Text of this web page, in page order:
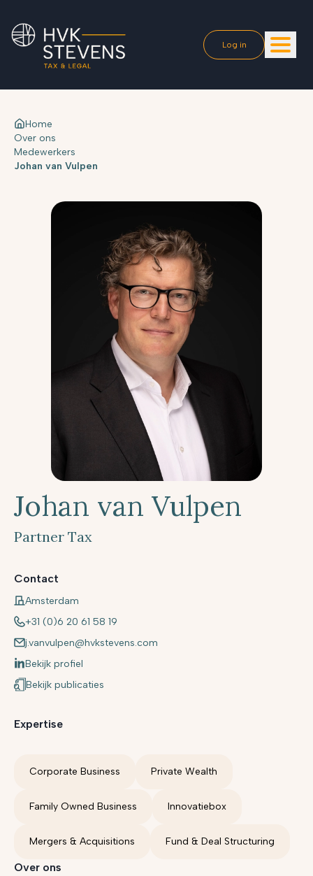
Log in
Home
Over ons
Medewerkers
Johan van Vulpen
Johan van Vulpen
Partner Tax
Contact
Amsterdam
+31 (0)6 20 61 58 19
j.vanvulpen@hvkstevens.com
Bekijk profiel
Bekijk publicaties
Expertise
Corporate Business Private Wealth
Family Owned Business Innovatiebox
Mergers & Acquisitions Fund & Deal Structuring
Over ons